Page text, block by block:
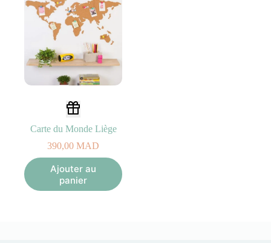
Carte du Monde Liège
390,00 MAD
Ajouter au
panier